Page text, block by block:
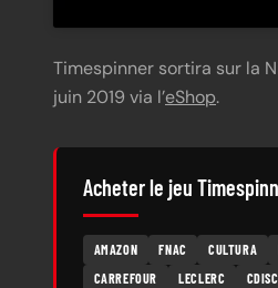
Timespinner sortira sur la
juin 2019 via l’eShop.
Acheter le jeu
AMAZON FNAC CULTURA
CARREFOUR
LECLERC